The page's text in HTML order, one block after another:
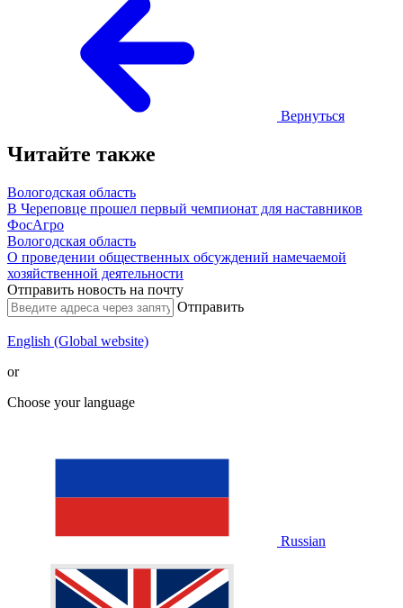
Вернуться
Читайте также
Вологодская область
В Череповце прошел первый чемпионат для наставников
ФосАгро
Вологодская область
О проведении общественных обсуждений намечаемой
хозяйственной деятельности
Отправить новость на почту
Отправить
English (Global website)
or
Choose your language
Russian